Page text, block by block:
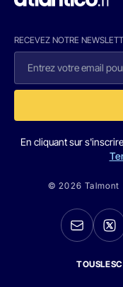
RECEVEZ NOTRE
En cliquant sur
© 2026 Talmont